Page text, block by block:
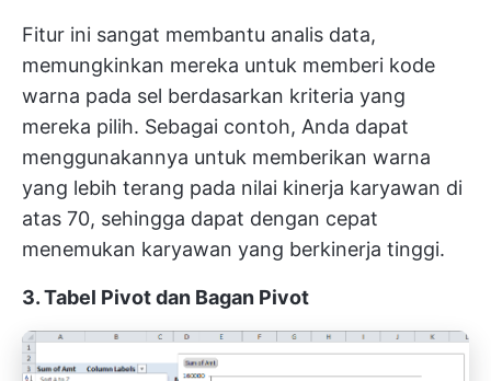
Fitur ini sangat membantu analis data,
memungkinkan mereka untuk memberi kode
warna pada sel berdasarkan kriteria yang
mereka pilih. Sebagai contoh, Anda dapat
menggunakannya untuk memberikan warna
yang lebih terang pada nilai kinerja karyawan di
atas 70, sehingga dapat dengan cepat
menemukan karyawan yang berkinerja tinggi.
3. Tabel Pivot dan Bagan Pivot